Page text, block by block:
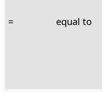
= equal to